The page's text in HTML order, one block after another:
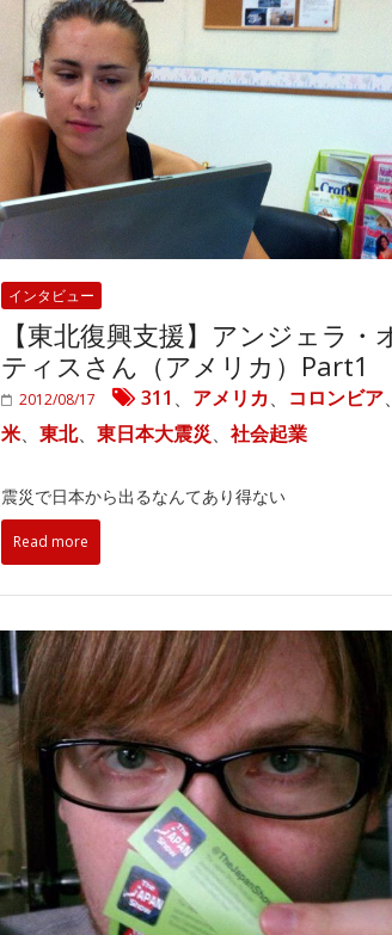
インタビュー
【東北復興支援】アンジェラ・
ティスさん（アメリカ）Part1
2012/08/17 311 、 アメリカ、 コロンビア
米、東北、東日本大震災、社会起業
震災で日本から出るなんてあり得ない
Read more